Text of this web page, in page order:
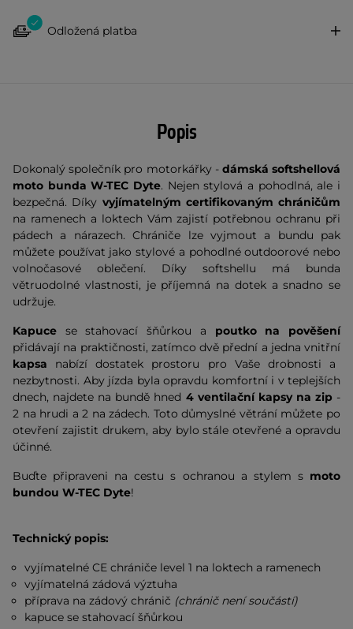
Odložená platba
Popis
Dokonalý společník pro motorkářky - dámská softshellová
moto bunda W-TEC Dyte. Nejen stylová a pohodlná, ale i
bezpečná. Díky vyjímatelným certifikovaným chráničům
na ramenech a loktech Vám zajistí potřebnou ochranu při
pádech a nárazech. Chrániče lze vyjmout a bundu pak
můžete používat jako stylové a pohodlné outdoorové nebo
volnočasové oblečení. Díky softshellu má bunda
větruodolné vlastnosti, je příjemná na dotek a snadno se
udržuje.
Kapuce se stahovací šňůrkou a poutko na pověšení
přidávají na praktičnosti, zatímco dvě přední a jedna vnitřní
kapsa nabízí dostatek prostoru pro Vaše drobnosti a
nezbytnosti. Aby jízda byla opravdu komfortní i v teplejších
dnech, najdete na bundě hned 4 ventilační kapsy na zip -
2 na hrudi a 2 na zádech. Toto důmyslné větrání můžete po
otevření zajistit drukem, aby bylo stále otevřené a opravdu
účinné.
Buďte připraveni na cestu s ochranou a stylem s moto
bundou W-TEC Dyte!
Technický popis:
vyjímatelné CE chrániče level 1 na loktech a ramenech
vyjímatelná zádová výztuha
příprava na zádový chránič (chránič není součástí)
kapuce se stahovací šňůrkou